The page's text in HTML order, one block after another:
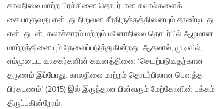
காலநிலை மாற்ற பிரச்சினை தொடர்பான சவால்களைக்
கையாளுவது என்பது நிறுவன சீர்திருத்தத்தினையும் தாண்டியது
என்பதுடன், கலாச்சாரம் மற்றும் மனோநிலை தொடர்பில் ஆழமான
மாற்றத்தினையும் தேவைப்படுத்துகின்றது. ஆதலால், முடிவில்,
எம்முடைய வாசகர்களின் கவனத்தினை ‘செயற்படுவதற்கான
தருணம் இப்போது: காலநிலை மாற்றம் தொடர்பிலான பௌத்த
பிரகடணம்’ (2015) இல் இருந்தான பின்வரும் மேற்கோளின் பக்கம்
திருப்புகின்றோம்: